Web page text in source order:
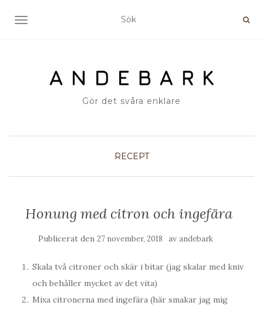
SLÅ PÅ/AV NAVIGERING
Gör det svåra enklare
RECEPT
Honung med citron och ingefära
Publicerat den 27 november, 2018 av andebark
Skala två citroner och skär i bitar (jag skalar med kniv
och behåller mycket av det vita)
Mixa citronerna med ingefära (här smakar jag mig